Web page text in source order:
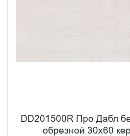
DD201500R Про Дабл
обрезной 30x60